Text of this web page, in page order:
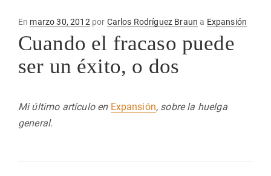
En Publicado
en
marzo 30, 2012 por Carlos Rodríguez Braun a Expansión
Cuando el fracaso puede
ser un éxito, o dos
Mi último artículo en Expansión, sobre la huelga
general.